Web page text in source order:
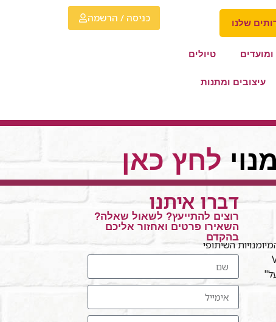
שלנו
טיולים
עיצובים ומתנות
כניסה / הרשמה
לחץ כאן
השיתופי
דברו איתנו
רוצים להתייעץ? לשאול שאלה?
השאירו פרטים ואחזור אליכם
בהקדם